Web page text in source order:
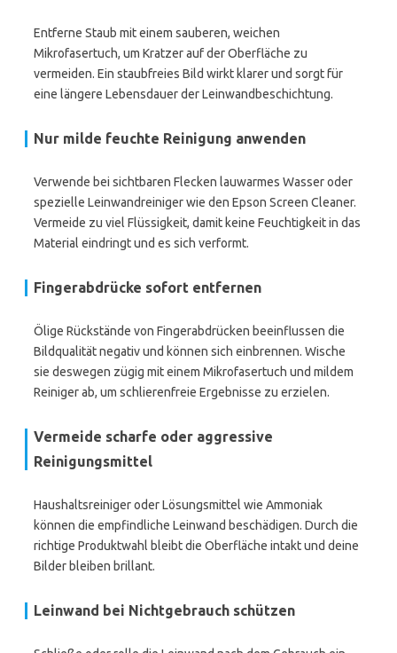
Entferne Staub mit einem sauberen, weichen
Mikrofasertuch, um Kratzer auf der Oberfläche zu
vermeiden. Ein staubfreies Bild wirkt klarer und sorgt für
eine längere Lebensdauer der Leinwandbeschichtung.
Nur milde feuchte Reinigung anwenden
Verwende bei sichtbaren Flecken lauwarmes Wasser oder
spezielle Leinwandreiniger wie den Epson Screen Cleaner.
Vermeide zu viel Flüssigkeit, damit keine Feuchtigkeit in das
Material eindringt und es sich verformt.
Fingerabdrücke sofort entfernen
Ölige Rückstände von Fingerabdrücken beeinflussen die
Bildqualität negativ und können sich einbrennen. Wische
sie deswegen zügig mit einem Mikrofasertuch und mildem
Reiniger ab, um schlierenfreie Ergebnisse zu erzielen.
Vermeide scharfe oder aggressive
Reinigungsmittel
Haushaltsreiniger oder Lösungsmittel wie Ammoniak
können die empfindliche Leinwand beschädigen. Durch die
richtige Produktwahl bleibt die Oberfläche intakt und deine
Bilder bleiben brillant.
Leinwand bei Nichtgebrauch schützen